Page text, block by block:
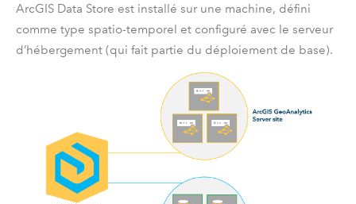
ArcGIS Data Store est installé sur une machine, défini
comme type spatio-temporel et configuré avec le serveur
d’hébergement (qui fait partie du déploiement de base).